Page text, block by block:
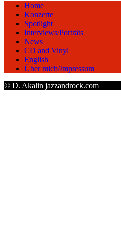
Home
Konzerte
Spotlight
Interviews/Porträts
News
CD and Vinyl
English
Über mich/Impressum
© D. Akalin jazzandrock.com